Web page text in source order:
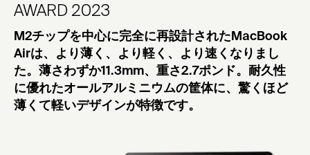
AWARD 2023
M2チップを中心に完全に再設計されたMacBook
Airは、より薄く、より軽く、より速くなりまし
た。薄さわずか11.3mm、重さ2.7ポンド。耐久性
に優れたオールアルミニウムの筐体に、驚くほど
薄くて軽いデザインが特徴です。